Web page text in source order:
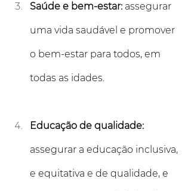
Saúde e bem-estar: assegurar
uma vida saudável e promover
o bem-estar para todos, em
todas as idades.
Educação de qualidade:
assegurar a educação inclusiva,
e equitativa e de qualidade, e